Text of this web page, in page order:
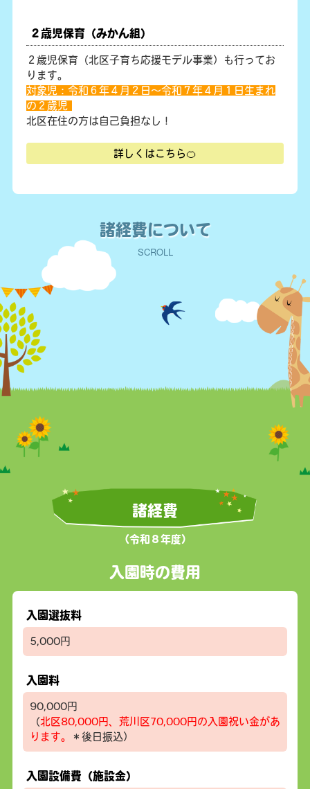
２歳児保育（みかん組）
２歳児保育（北区子育ち応援モデル事業）も行ってお
ります。
対象児：令和６年４月２日～令和７年４月１日生まれ
の２歳児
北区在住の方は自己負担なし！
詳しくはこちら🍊
諸経費について
SCROLL
諸経費
（令和８年度）
入園時の費用
入園選抜料
5,000円
入園料
90,000円
（北区80,000円、荒川区70,000円の入園祝い金があ
ります。
＊後日振込）
入園設備費（施設金）